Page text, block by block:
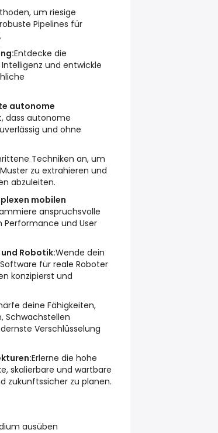
um riesige
Pipelines für
Entdecke die
und entwickle
autonome
dass autonome
und ohne
Techniken an, um
zu extrahieren und
abzuleiten.
mobilen
anspruchsvolle
Performance und User
Robotik:Wende dein
für reale Roboter
konzipierst und
deine Fähigkeiten,
Schwachstellen
Verschlüsselung
Erlerne die hohe
skalierbare und wartbare
zukunftssicher zu planen.
ausüben